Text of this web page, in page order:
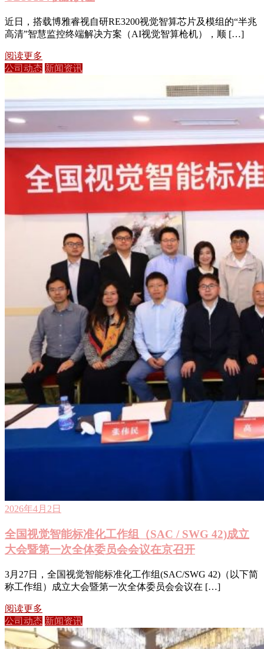
近日，搭载博雅睿视自研RE3200视觉智算芯片及模组的“半兆
高清”智慧监控终端解决方案（AI视觉智算枪机），顺 […]
阅读更多
公司动态 新闻资讯
2026年4月2日
全国视觉智能标准化工作组（SAC / SWG 42)成立
大会暨第一次全体委员会会议在京召开
3月27日，全国视觉智能标准化工作组(SAC/SWG 42)（以下简
称工作组）成立大会暨第一次全体委员会会议在 […]
阅读更多
公司动态 新闻资讯